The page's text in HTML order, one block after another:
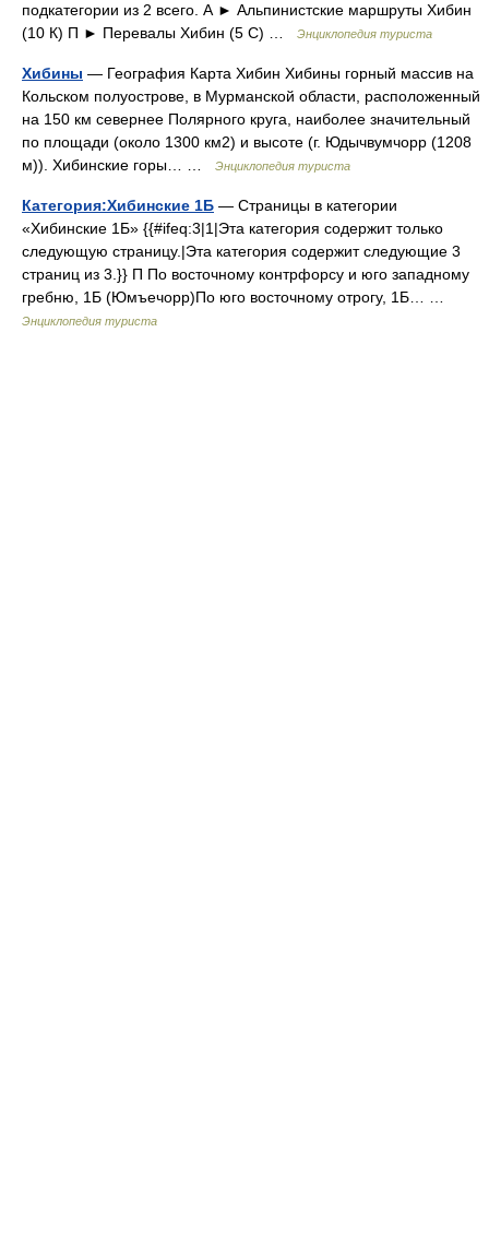
подкатегории из 2 всего. А ► Альпинистские маршруты Хибин‎
(10 К) П ► Перевалы Хибин‎ (5 С) …
Энциклопедия туриста
Хибины — География Карта Хибин Хибины горный массив на
Кольском полуострове, в Мурманской области, расположенный
на 150 км севернее Полярного круга, наиболее значительный
по площади (около 1300 км2) и высоте (г. Юдычвумчорр (1208
м)). Хибинские горы… …
Энциклопедия туриста
Категория:Хибинские 1Б — Страницы в категории
«Хибинские 1Б» {{#ifeq:3|1|Эта категория содержит только
следующую страницу.|Эта категория содержит следующие 3
страниц из 3.}} П По восточному контрфорсу и юго западному
гребню, 1Б (Юмъечорр)По юго восточному отрогу, 1Б… …
Энциклопедия туриста